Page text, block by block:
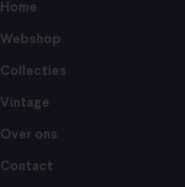
Home
Webshop
Collecties
Vintage
Over ons
Contact